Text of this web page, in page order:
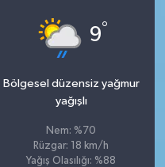
9°
Bölgesel düzensiz yağmur
yağışlı
Nem: %70
Rüzgar: 18 km/h
Yağış Olasılığı: %88